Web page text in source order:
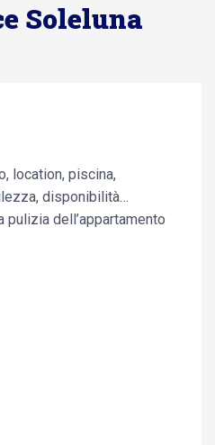
Soleluna
location, piscina,
disponibilità…
dell’appartamento